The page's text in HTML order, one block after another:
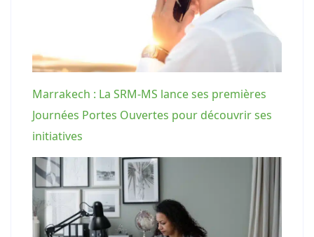
Marrakech : La SRM-MS lance ses premières
Journées Portes Ouvertes pour découvrir ses
initiatives